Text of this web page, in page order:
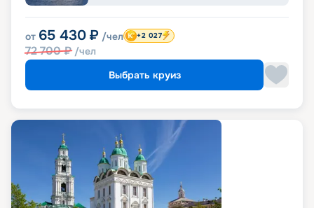
от 65 430 ₽ /чел
72 700₽ /чел
+2 027
Выбрать круиз